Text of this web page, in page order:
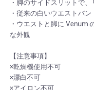
・脚のサイドスリットで
・従来の白いウエストバ
・ウエストと脚に Venum
な外観
【注意事項】
×乾燥機使用不可
×漂白不可
×アイロン不可